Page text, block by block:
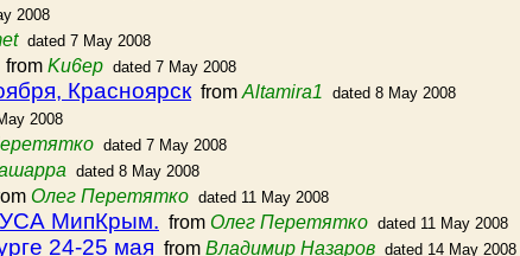
2008
dated 7 May 2008
from Ku6ep dated 7 May 2008
Красноярск from Altamira1 dated 8 May 2008
2008
dated 7 May 2008
dated 8 May 2008
Олег Перетятко dated 11 May 2008
УСА МипКрым. from Олег Перетятко dated 11 May 2008
24-25 мая from Владимир Назаров dated 14 May 2008